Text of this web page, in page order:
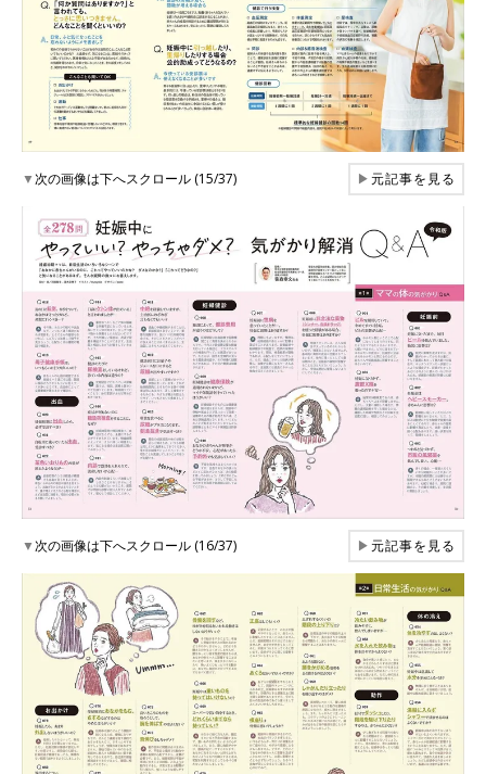
▼次の画像は下へスクロール (15/37) ▶元記事を見る
▼次の画像は下へスクロール (16/37) ▶元記事を見る